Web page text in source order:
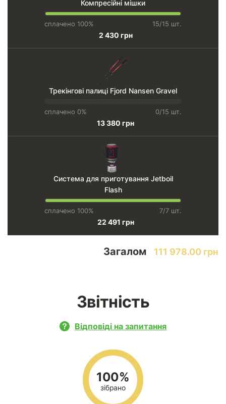
Компресійні мішки
сплачено 100% 15/15 шт.
2 430 грн
Трекінгові палиці Fjord Nansen Gravel
сплачено 0% 0/15 шт.
13 380 грн
Система для приготування Jetboil
Flash
сплачено 100% 7/7 шт.
22 491 грн
Загалом 111 978.00 грн
Звітність
Відповіді на запитання
100%
зібрано